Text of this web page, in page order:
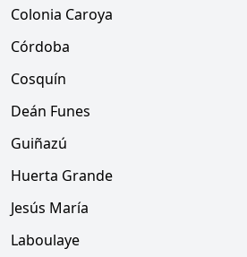
Colonia Caroya
Córdoba
Cosquín
Deán Funes
Guiñazú
Huerta Grande
Jesús María
Laboulaye